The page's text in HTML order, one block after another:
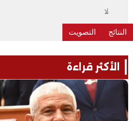
لا
الأكثر قراءة